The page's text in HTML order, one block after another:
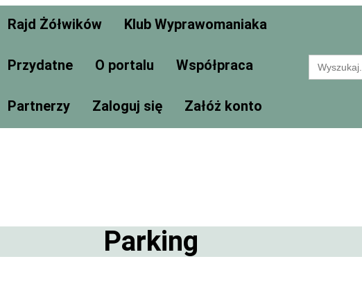
Rajd Żółwików Klub Wyprawomaniaka
Przydatne O portalu Współpraca
Partnerzy Zaloguj się Załóż konto
Search
for:
Parking